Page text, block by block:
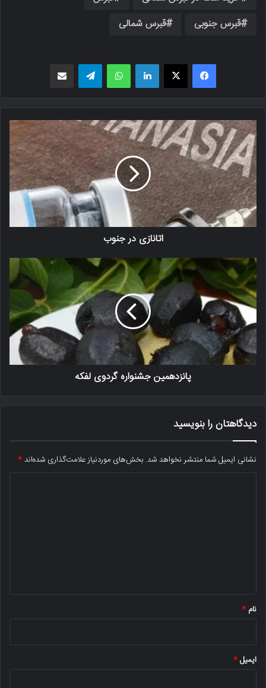
قبرس جنوبی
قبرس شمالی
فیسبوک X لینکدین واتس اپ
اتانازی در جنوب
پانزدهمین جشنواره گردوی لفکه
دیدگاهتان را بنویسید
نشانی ایمیل شما منتشر نخواهد شد. بخش‌های موردنیاز علامت‌گذاری شده‌اند*
نام *
ایمیل*